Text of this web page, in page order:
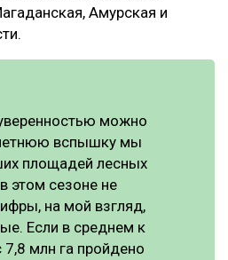
Амурская и
можно
вспышку мы
площадей лесных
этом сезоне не
на мой взгляд,
Если в среднем к
7,8 млн га пройдено